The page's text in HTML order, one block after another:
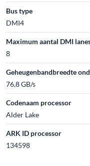
Bus type
DMI4
Maximum aantal DMI
8
Geheugenbandbreedte
76,8 GB/s
Codenaam processor
Alder Lake
ARK ID processor
134598